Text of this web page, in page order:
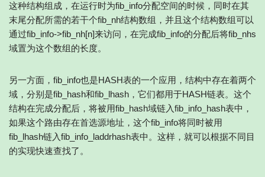
这种结构组成，在运行时为fib_info分配空间的时候，同时在其
末尾分配所需的若干个fib_nh结构数组，并且这个结构数组可以
通过fib_info->fib_nh[n]来访问，在完成fib_info的分配后将fib_nhs
域置为这个数组的长度。
另一方面，fib_info也是HASH表的一个应用，结构中存在着两个
域，分别是fib_hash和fib_lhash，它们都用于HASH链表。这个
结构在完成分配后，将被用fib_hash域链入fib_info_hash表中，
如果这个路由存在首选源地址，这个fib_info将同时被用
fib_lhash链入fib_info_laddrhash表中。这样，就可以根据不同目
的实现快速查找了。